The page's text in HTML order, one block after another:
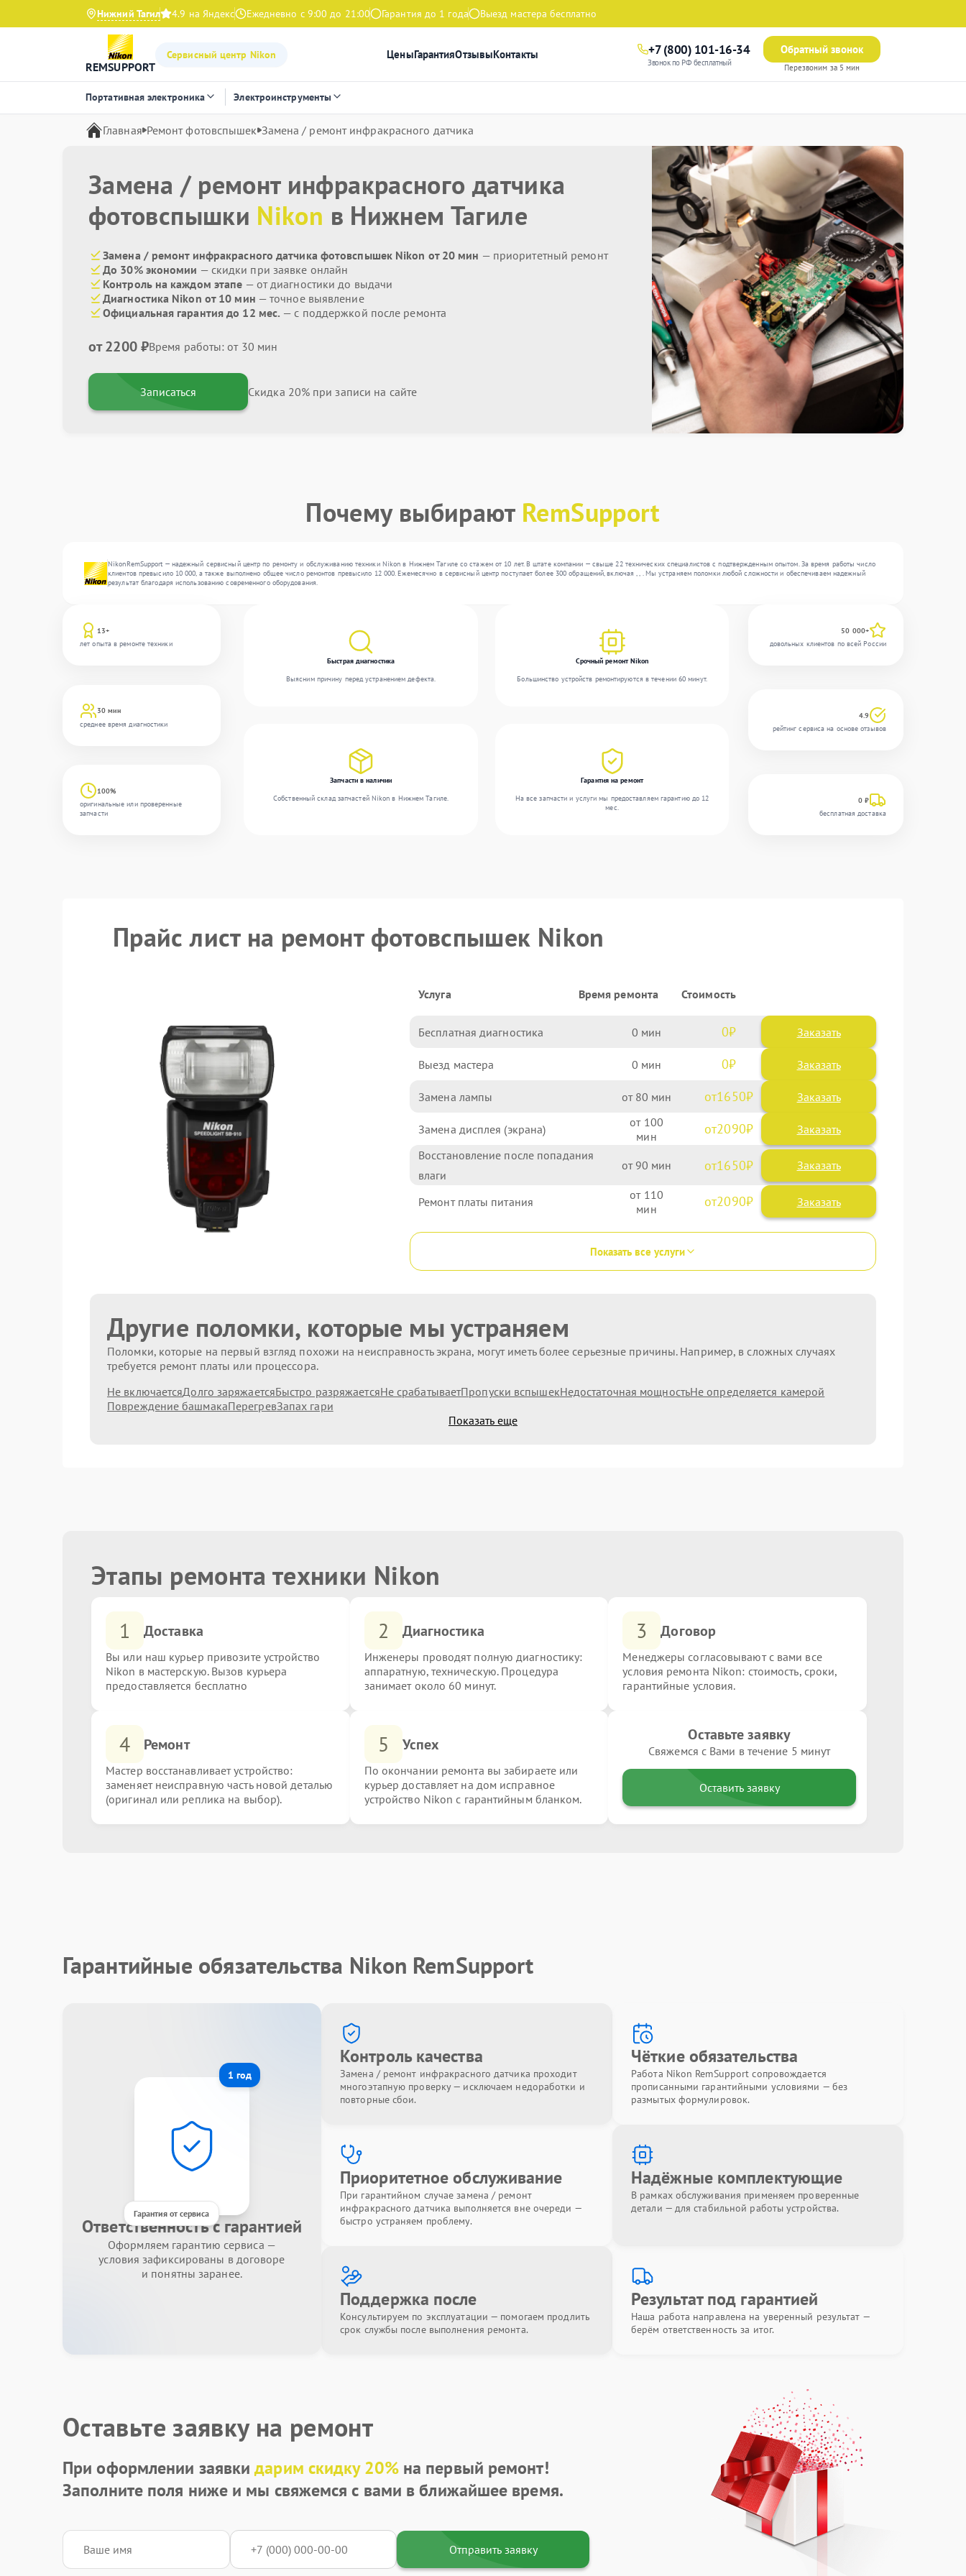
Нижний Тагил 4.9 на Яндекс Ежедневно с 9:00 до 21:00 Гарантия до 1 года Выезд мастера бесплатно
REMSUPPORT
Сервисный центр Nikon ЦеныГарантияОтзывыКонтакты +7 (800) 101-16-34
Звонок по РФ бесплатный
Обратный звонок
Перезвоним за 5 мин
Портативная электроника Электроинструменты
Главная Ремонт фотовспышек Замена / ремонт инфракрасного датчика
Замена / ремонт инфракрасного датчика
фотовспышки Nikon в Нижнем Тагиле
Замена / ремонт инфракрасного датчика фотовспышек Nikon от 20 мин — приоритетный ремонт
До 30% экономии — скидки при заявке онлайн
Контроль на каждом этапе — от диагностики до выдачи
Диагностика Nikon от 10 мин — точное выявление
Официальная гарантия до 12 мес. — с поддержкой после ремонта
от 2200 ₽Время работы: от 30 мин
Записаться Скидка 20% при записи на сайте
Почему выбирают RemSupport
NikonRemSupport — надежный сервисный центр по ремонту и обслуживанию техники Nikon в Нижнем Тагиле со стажем от 10 лет. В штате компании — свыше 22 технических специалистов с подтвержденным опытом. За время работы число
клиентов превысило 10 000, а также выполнено общее число ремонтов превысило 12 000. Ежемесячно в сервисный центр поступает более 300 обращений, включая , , . Мы устраняем поломки любой сложности и обеспечиваем надежный
результат благодаря использованию современного оборудования.
13+
лет опыта в ремонте техники
30 мин
среднее время диагностики
100%
оригинальные или проверенные
запчасти
Быстрая диагностика
Выясним причину перед устранением дефекта.
Срочный ремонт Nikon
Большинство устройств ремонтируются в течении 60 минут.
Запчасти в наличии
Собственный склад запчастей Nikon в Нижнем Тагиле.
Гарантия на ремонт
На все запчасти и услуги мы предоставляем гарантию до 12
мес.
50 000+
довольных клиентов по всей России
4.9
рейтинг сервиса на основе отзывов
0 ₽
бесплатная доставка
Прайс лист на ремонт фотовспышек Nikon
Услуга Время ремонта Стоимость
Бесплатная диагностика 0 0 Заказать
Выезд мастера 0 0 Заказать
Замена лампы 80 1650
Замена дисплея (экрана) 100 2090
Восстановление после попадания
влаги
90 1650
Ремонт платы питания 110 2090
Показать все услуги
Другие поломки, которые мы устраняем
Поломки, которые на первый взгляд похожи на неисправность экрана, могут иметь более серьезные причины. Например, в сложных случаях
требуется ремонт платы или процессора.
Не включаетсяДолго заряжаетсяБыстро разряжаетсяНе срабатываетПропуски вспышекНедостаточная мощностьНе определяется камерой
Повреждение башмакаПерегревЗапах гари
Показать еще
Этапы ремонта техники Nikon
1 Доставка
Вы или наш курьер привозите устройство
Nikon в мастерскую. Вызов курьера
предоставляется бесплатно
2 Диагностика
Инженеры проводят полную диагностику:
аппаратную, техническую. Процедура
занимает около 60 минут.
3 Договор
Менеджеры согласовывают с вами все
условия ремонта Nikon: стоимость, сроки,
гарантийные условия.
4 Ремонт
Мастер восстанавливает устройство:
заменяет неисправную часть новой деталью
(оригинал или реплика на выбор).
5 Успех
По окончании ремонта вы забираете или
курьер доставляет на дом исправное
устройство Nikon с гарантийным бланком.
Оставьте заявку
Свяжемся с Вами в течение 5 минут
Оставить заявку
Гарантийные обязательства Nikon RemSupport
1 год
Гарантия от сервиса
Ответственность с гарантией
Оформляем гарантию сервиса —
условия зафиксированы в договоре
и понятны заранее.
Контроль качества
Замена / ремонт инфракрасного датчика проходит
многоэтапную проверку — исключаем недоработки и
повторные сбои.
Чёткие обязательства
Работа Nikon RemSupport сопровождается
прописанными гарантийными условиями — без
размытых формулировок.
Приоритетное обслуживание
При гарантийном случае замена / ремонт
инфракрасного датчика выполняется вне очереди —
быстро устраняем проблему.
Надёжные комплектующие
В рамках обслуживания применяем проверенные
детали — для стабильной работы устройства.
Поддержка после
Консультируем по эксплуатации — помогаем продлить
срок службы после выполнения ремонта.
Результат под гарантией
Наша работа направлена на уверенный результат —
берём ответственность за итог.
Оставьте заявку на ремонт
При оформлении заявкидарим скидку 20%на первый ремонт!
Заполните поля ниже и мы свяжемся с вами в ближайшее время.
Отправить заявку